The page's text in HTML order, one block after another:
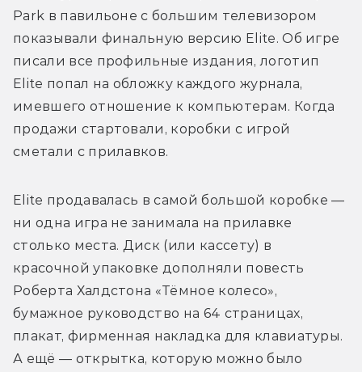
Park в павильоне с большим телевизором
показывали финальную версию Elite. Об игре
писали все профильные издания, логотип
Elite попал на обложку каждого журнала,
имевшего отношение к компьютерам. Когда
продажи стартовали, коробки с игрой
сметали с прилавков.
Elite продавалась в самой большой коробке —
ни одна игра не занимала на прилавке
столько места. Диск (или кассету) в
красочной упаковке дополняли повесть
Роберта Халдстона «Тёмное колесо»,
бумажное руководство на 64 страницах,
плакат, фирменная накладка для клавиатуры.
А ещё — открытка, которую можно было